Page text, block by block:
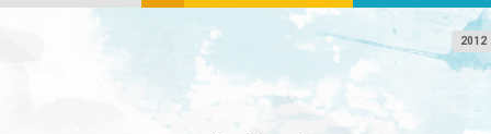
2012